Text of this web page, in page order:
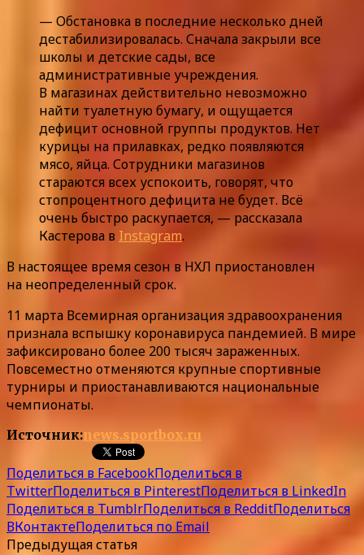
— Обстановка в последние несколько дней
дестабилизировалась. Сначала закрыли все
школы и детские сады, все
административные учреждения.
В магазинах действительно невозможно
найти туалетную бумагу, и ощущается
дефицит основной группы продуктов. Нет
курицы на прилавках, редко появляются
мясо, яйца. Сотрудники магазинов
стараются всех успокоить, говорят, что
стопроцентного дефицита не будет. Всё
очень быстро раскупается, — рассказала
Кастерова в Instagram.
В настоящее время сезон в НХЛ приостановлен
на неопределенный срок.
11 марта Всемирная организация здравоохранения
признала вспышку коронавируса пандемией. В мире
зафиксировано более 200 тысяч зараженных.
Повсеместно отменяются крупные спортивные
турниры и приостанавливаются национальные
чемпионаты.
Источник:news.sportbox.ru
Поделиться в FacebookПоделиться в
TwitterПоделиться в PinterestПоделиться в LinkedIn
Поделиться в TumblrПоделиться в RedditПоделиться
ВКонтактеПоделиться по Email
Предыдущая статья